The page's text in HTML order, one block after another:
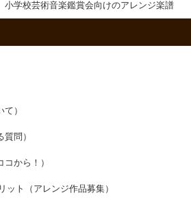
小学校芸術音楽鑑賞会向けのアレンジ楽譜
）
問）
から！）
ット（アレンジ作品募集）